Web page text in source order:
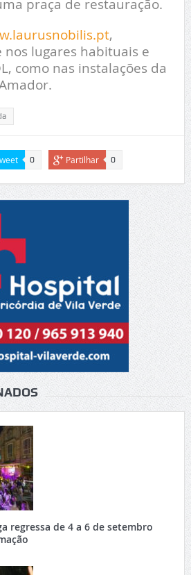
praça de restauração.
,
lugares habituais e
como nas instalações da
0 Partilhar 0
regressa de 4 a 6 de setembro